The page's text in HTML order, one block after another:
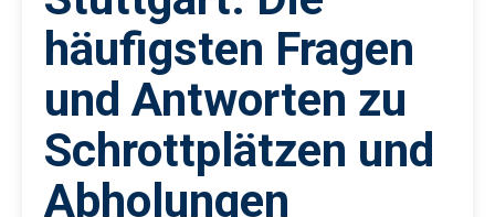
häufigsten Fragen
und Antworten zu
Schrottplätzen und
Abholungen